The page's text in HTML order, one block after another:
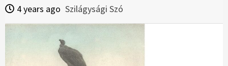
4 years ago Szilágysági Szó